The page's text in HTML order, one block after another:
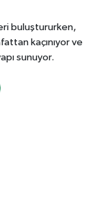
buluştururken,
kaçınıyor ve
sunuyor.